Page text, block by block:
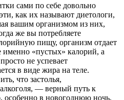
сами по себе довольно
как их называют диетологи,
вашим организмом из них,
же вы потребляете
пищу, организм отдает
именно «пустых» калорий, а
не успевает
в виде жира на теле.
что застолья,
— верный путь к
в новогоднюю ночь,